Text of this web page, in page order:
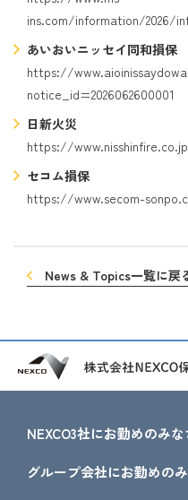
ins.com/information/2026/
あいおいニッセイ同和損保
https://
notice_id=2026062600001
日新火災
https://
セコム損保
https://www.secom-
News & Topics一覧に戻
NEXCO3社にお勤めのみな
グループ会社にお勤めの